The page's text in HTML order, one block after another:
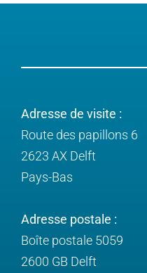
Adresse de visite :
Route des papillons 6
2623 AX Delft
Pays-Bas
Adresse postale :
Boîte postale 5059
2600 GB Delft